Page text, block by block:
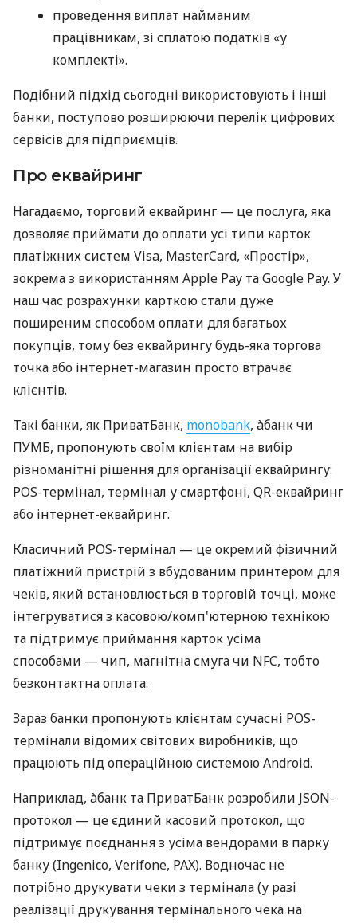
проведення виплат найманим
працівникам, зі сплатою податків «у
комплекті».
Подібний підхід сьогодні використовують і інші
банки, поступово розширюючи перелік цифрових
сервісів для підприємців.
Про еквайринг
Нагадаємо, торговий еквайринг — це послуга, яка
дозволяє приймати до оплати усі типи карток
платіжних систем Visa, MasterCard, «Простір»,
зокрема з використанням Apple Pay та Google Pay. У
наш час розрахунки карткою стали дуже
поширеним способом оплати для багатьох
покупців, тому без еквайрингу будь-яка торгова
точка або інтернет-магазин просто втрачає
клієнтів.
Такі банки, як ПриватБанк, monobank, àбанк чи
ПУМБ, пропонують своїм клієнтам на вибір
різноманітні рішення для організації еквайрингу:
POS-термінал, термінал у смартфоні, QR-еквайринг
або інтернет-еквайринг.
Класичний POS-термінал — це окремий фізичний
платіжний пристрій з вбудованим принтером для
чеків, який встановлюється в торговій точці, може
інтегруватися з касовою/комп'ютерною технікою
та підтримує приймання карток усіма
способами — чип, магнітна смуга чи NFC, тобто
безконтактна оплата.
Зараз банки пропонують клієнтам сучасні POS-
термінали відомих світових виробників, що
працюють під операційною системою Android.
Наприклад, àбанк та ПриватБанк розробили JSON-
протокол — це єдиний касовий протокол, що
підтримує поєднання з усіма вендорами в парку
банку (Ingenico, Verifone, PAX). Водночас не
потрібно друкувати чеки з термінала (у разі
реалізації друкування термінального чека на